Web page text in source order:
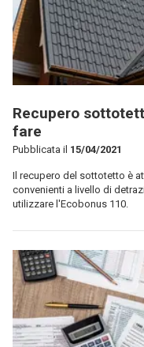
Recupero
fare
Pubblicata il 15/04/2021
Il recupero del sottotetto è
convenienti a livello di
utilizzare l'Ecobonus 110.